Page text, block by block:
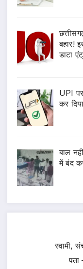
बहार!
डाटा
UPI
कर
बाल
में बंद
स्वामी,
पता